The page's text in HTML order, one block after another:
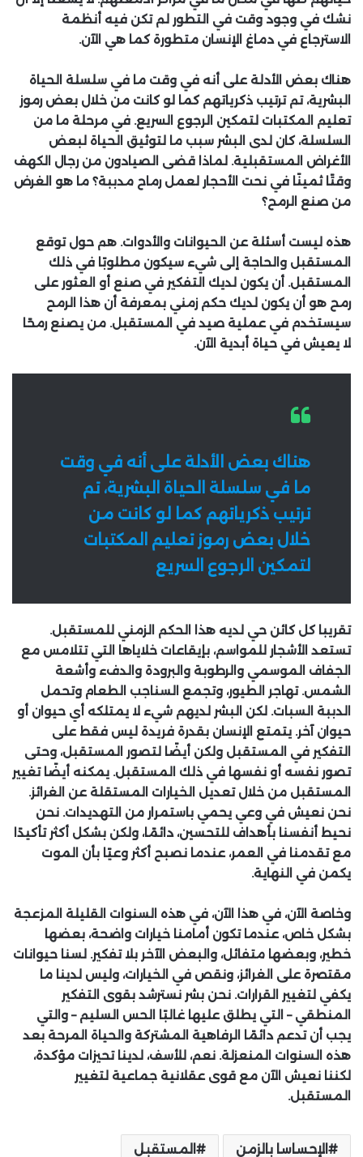
نشك في وجود وقت في التطور لم تكن فيه أنظمة
الاسترجاع في دماغ الإنسان متطورة كما هي الآن.
هناك بعض الأدلة على أنه في وقت ما في سلسلة الحياة
البشرية، تم ترتيب ذكرياتهم كما لو كانت من خلال بعض رموز
تعليم المكتبات لتمكين الرجوع السريع. في مرحلة ما من
السلسلة، كان لدى البشر سبب ما لتوثيق الحياة لبعض
الأغراض المستقبلية. لماذا قضى الصيادون من رجال الكهف
وقتًا ثمينًا في نحت الأحجار لعمل رماح مدببة؟ ما هو الغرض
من صنع الرمح؟
هذه ليست أسئلة عن الحيوانات والأدوات. هم حول توقع
المستقبل والحاجة إلى شيء سيكون مطلوبًا في ذلك
المستقبل. أن يكون لديك التفكير في صنع أو العثور على
رمح هو أن يكون لديك حكم زمني بمعرفة أن هذا الرمح
سيستخدم في عملية صيد في المستقبل. من يصنع رمحًا
لا يعيش في حياة أبدية الآن.
هناك بعض الأدلة على أنه في وقت
ما في سلسلة الحياة البشرية، تم
ترتيب ذكرياتهم كما لو كانت من
خلال بعض رموز تعليم المكتبات
لتمكين الرجوع السريع
تقريبا كل كائن حي لديه هذا الحكم الزمني للمستقبل.
تستعد الأشجار للمواسم، بإيقاعات خلاياها التي تتلامس مع
الجفاف الموسمي والرطوبة والبرودة والدفء وأشعة
الشمس. تهاجر الطيور، وتجمع السناجب الطعام وتحمل
الدببة السبات. لكن البشر لديهم شيء لا يمتلكه أي حيوان أو
حيوان آخر. يتمتع الإنسان بقدرة فريدة ليس فقط على
التفكير في المستقبل ولكن أيضًا لتصور المستقبل، وحتى
تصور نفسه أو نفسها في ذلك المستقبل. يمكنه أيضًا تغيير
المستقبل من خلال تعديل الخيارات المستقلة عن الغرائز.
نحن نعيش في وعي يحمي باستمرار من التهديدات. نحن
نحيط أنفسنا بأهداف للتحسين، دائمًا، ولكن بشكل أكثر تأكيدًا
مع تقدمنا في العمر، عندما نصبح أكثر وعيًا بأن الموت
يكمن في النهاية.
وخاصة الآن، في هذا الآن، في هذه السنوات القليلة المزعجة
بشكل خاص، عندما تكون أمامنا خيارات واضحة، بعضها
خطير، وبعضها متفائل، والبعض الآخر بلا تفكير. لسنا حيوانات
مقتصرة على الغرائز، ونقص في الخيارات، وليس لدينا ما
يكفي لتغيير القرارات. نحن بشر نسترشد بقوى التفكير
المنطقي – التي يطلق عليها غالبًا الحس السليم – والتي
يجب أن تدعم دائمًا الرفاهية المشتركة والحياة المرحة بعد
هذه السنوات المنعزلة. نعم، للأسف، لدينا تحيزات مؤكدة،
لكننا نعيش الآن مع قوى عقلانية جماعية لتغيير
المستقبل.
الإحساسا بالزمن المستقبل